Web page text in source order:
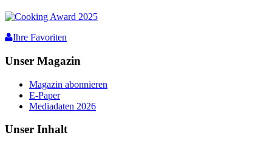
Ihre Favoriten
Unser Magazin
Magazin abonnieren
E-Paper
Mediadaten 2026
Unser Inhalt